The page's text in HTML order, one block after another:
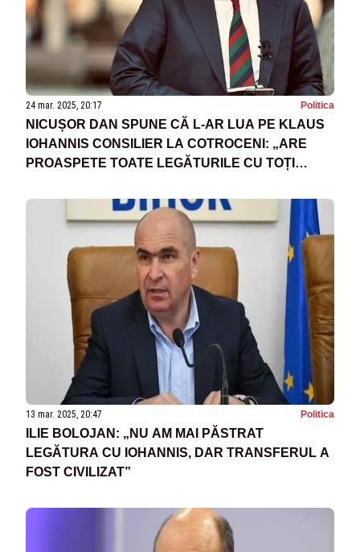
24 mar. 2025, 20:17 Politica
NICUȘOR DAN SPUNE CĂ L-AR LUA PE KLAUS
IOHANNIS CONSILIER LA COTROCENI: „ARE
PROASPETE TOATE LEGĂTURILE CU TOȚI
13 mar. 2025, 20:47 Politica
ILIE BOLOJAN: „NU AM MAI PĂSTRAT
LEGĂTURA CU IOHANNIS, DAR TRANSFERUL A
FOST CIVILIZAT”